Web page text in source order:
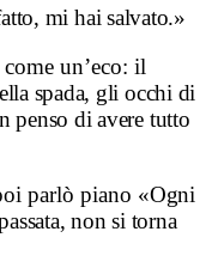
mi hai salvato.»
un’eco: il
spada, gli occhi di
penso di avere tutto
parlò piano «Ogni
non si torna